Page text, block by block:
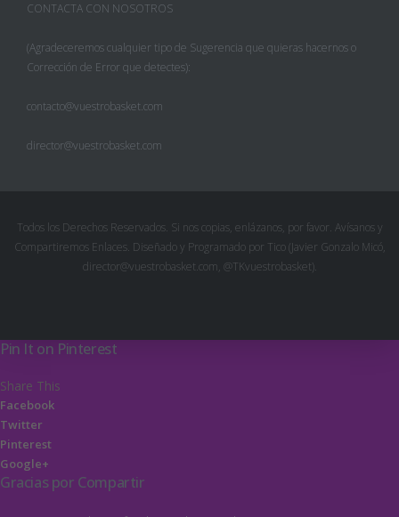
CONTACTA CON NOSOTROS
(Agradeceremos cualquier tipo de Sugerencia que quieras hacernos o
Corrección de Error que detectes):
contacto@vuestrobasket.com
director@vuestrobasket.com
Todos los Derechos Reservados. Si nos copias, enlázanos, por favor. Avísanos y
Compartiremos Enlaces. Diseñado y Programado por Tico (Javier Gonzalo Micó,
director@vuestrobasket.com, @TKvuestrobasket).
Pin It on Pinterest
Share This
Facebook
Twitter
Pinterest
Google+
Gracias por Compartir